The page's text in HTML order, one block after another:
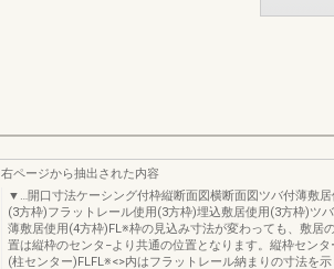
右ページから抽出された内容
▼…開口寸法ケーシング付枠縦断面図横断面図ツバ付薄敷居
(3方枠)フラットレール使用(3方枠)埋込敷居使用(3方枠)ツ
薄敷居使用(4方枠)FL※枠の見込み寸法が変わっても、敷居
置は縦枠のセンタ−より共通の位置となります。縦枠センタ
(柱センター)FLFL※<>内はフラットレール納まりの寸法を示